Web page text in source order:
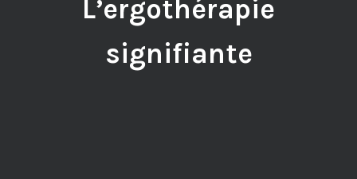
L’ergothérapie
signifiante